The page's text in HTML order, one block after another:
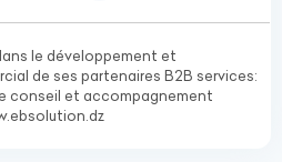
le développement et
de ses partenaires B2B services:
conseil et accompagnement